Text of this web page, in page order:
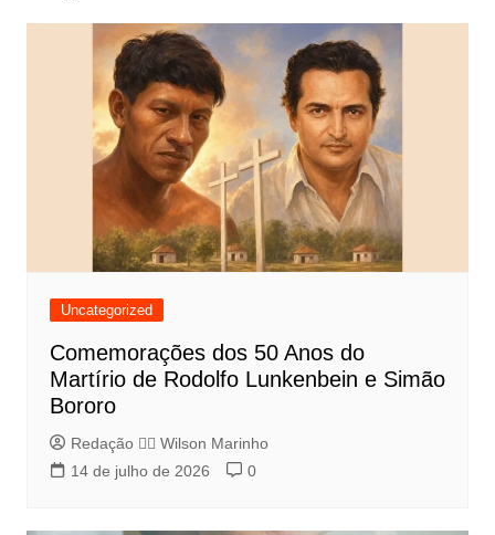
Uncategorized
Comemorações dos 50 Anos do
Martírio de Rodolfo Lunkenbein e Simão
Bororo
Redação 👨‍⚖️​ Wilson Marinho
14 de julho de 2026
0